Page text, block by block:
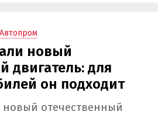
Автопром
новый
двигатель: для
он подходит
отечественный